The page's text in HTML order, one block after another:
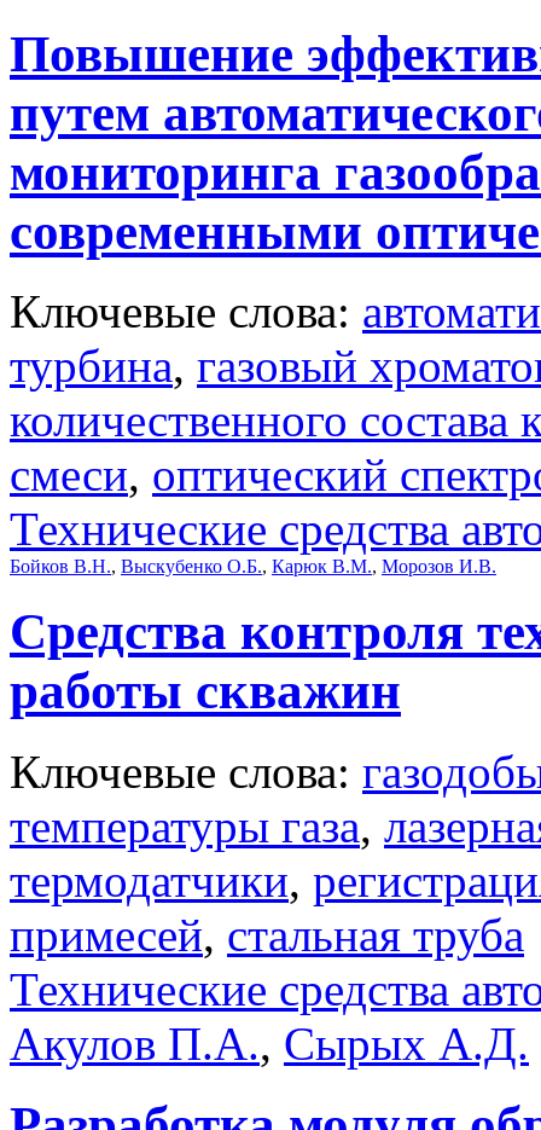
Повышение
путем
мониторинга
современными
Ключевые слова:
турбина, газовый
количественного
смеси, оптический
Технические средства
Бойков В.Н., Выскубенко О.Б., Карюк В.М., Морозов И.В.
Средства контроля
работы скважин
Ключевые слова:
температуры газа,
термодатчики,
примесей, стальная труба
Технические средства
Акулов П.А., Сырых А.Д.